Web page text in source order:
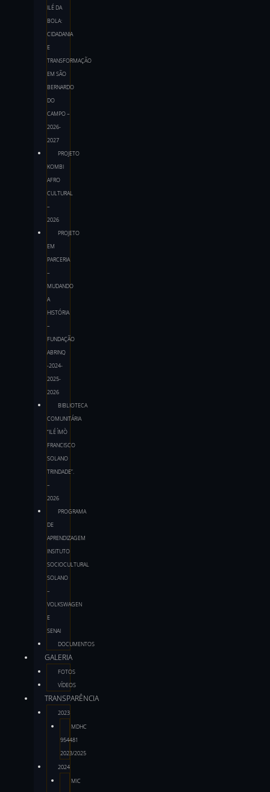
ILÉ DA
BOLA:
CIDADANIA
E
TRANSFORMAÇÃO
EM SÃO
BERNARDO
DO
CAMPO –
2026-
2027
PROJETO
KOMBI
AFRO
CULTURAL
–
2026
PROJETO
EM
PARCERIA
–
MUDANDO
A
HISTÓRIA
–
FUNDAÇÃO
ABRINQ
-2024-
2025-
2026
BIBLIOTECA
COMUNITÁRIA
“ILÉ ÌMÒ
FRANCISCO
SOLANO
TRINDADE”.
–
2026
PROGRAMA
DE
APRENDIZAGEM
INSITUTO
SOCIOCULTURAL
SOLANO
–
VOLKSWAGEN
E
SENAI
DOCUMENTOS
GALERIA
FOTOS
VÍDEOS
TRANSPARÊNCIA
2023
MDHC
954481
2023/2025
2024
MIC